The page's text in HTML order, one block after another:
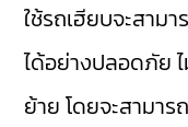
ใช้รถเฮียบจะสาม
ได้อย่างปลอดภัย
ย้าย โดยจะสามาร